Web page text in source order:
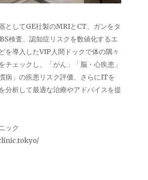
としてGE社製のMRIとCT、ガンをタ
検査、認知症リスクを数値化するエ
を導入したVIP人間ドックで体の隅々
チェックし、「がん」「脳・心疾患」
病」の疾患リスク評価、さらにITを
分析して最適な治療やアドバイスを提
ック